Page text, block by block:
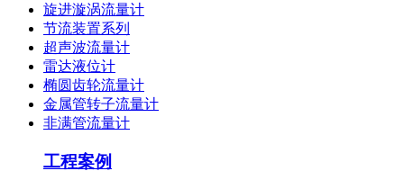
旋进漩涡流量计
节流装置系列
超声波流量计
雷达液位计
椭圆齿轮流量计
金属管转子流量计
非满管流量计
工程案例